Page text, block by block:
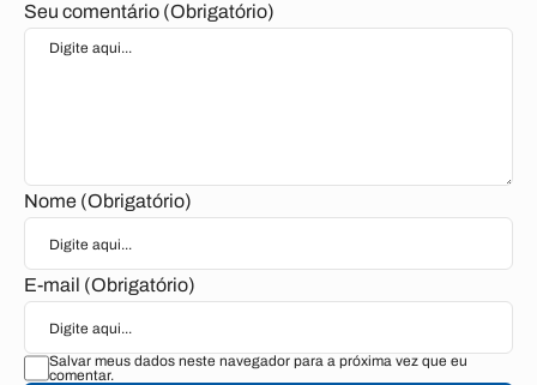
Seu comentário (Obrigatório)
Nome (Obrigatório)
E-mail (Obrigatório)
Salvar meus dados neste navegador para a próxima vez que eu
comentar.